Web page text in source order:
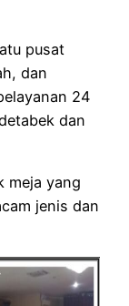
pusat
dan
24
dan
meja yang
jenis dan